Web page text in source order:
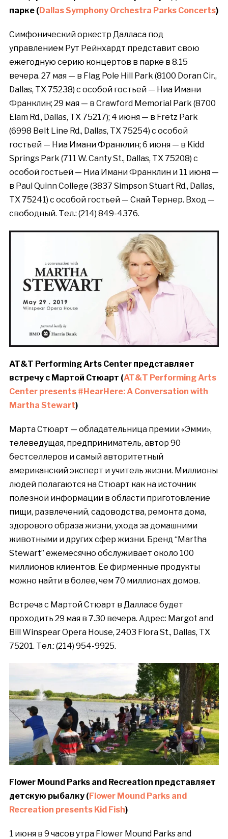
парке(Dallas Symphony Orchestra Parks Concerts)
Симфонический оркестр Далласа под
управлением Рут Рейнхардт представит свою
ежегодную серию концертов в парке в 8.15
вечера. 27 мая — в Flag Pole Hill Park (8100 Doran Cir.,
Dallas, TX 75238) с особой гостьей — Ниа Имани
Франклин; 29 мая — в Crawford Memorial Park (8700
Elam Rd., Dallas, TX 75217); 4 июня — в Fretz Park
(6998 Belt Line Rd., Dallas, TX 75254) с особой
гостьей — Ниа Имани Франклин; 6 июня — в Kidd
Springs Park (711 W. Canty St., Dallas, TX 75208) с
особой гостьей — Ниа Имани Франклин и 11 июня —
в Paul Quinn College (3837 Simpson Stuart Rd., Dallas,
TX 75241) с особой гостьей — Скай Тернер. Вход —
свободный. Тел.: (214) 849-4376.
AT&T Performing Arts Center представляет
встречу с Мартой Стюарт (AT&T Performing Arts
Center presents #HearHere: A Conversation with
Martha Stewart)
Марта Стюарт — обладательница премии «Эмми»,
телеведущая, предприниматель, автор 90
бестселлеров и самый авторитетный
американский эксперт и учитель жизни. Миллионы
людей полагаются на Стюарт как на источник
полезной информации в области приготовление
пищи, развлечений, садоводства, ремонта дома,
здорового образа жизни, ухода за домашними
животными и других сфер жизни. Бренд “Martha
Stewart” ежемесячно обслуживает около 100
миллионов клиентов. Ее фирменные продукты
можно найти в более, чем 70 миллионах домов.
Встреча с Мартой Стюарт в Далласе будет
проходить 29 мая в 7.30 вечера. Адрес: Margot and
Bill Winspear Opera House, 2403 Flora St., Dallas, TX
75201. Тел.: (214) 954-9925.
Flower Mound Parks and Recreation представляет
детскую рыбалку(Flower Mound Parks and
Recreation presents Kid Fish)
1 июня в 9 часов утра Flower Mound Parks and